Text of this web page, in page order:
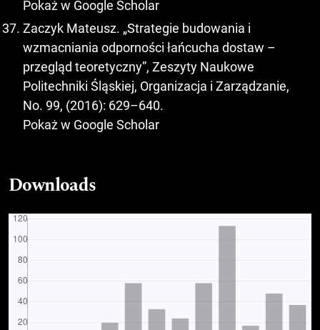
Pokaż w Google Scholar
Zaczyk Mateusz. „Strategie budowania i
wzmacniania odporności łańcucha dostaw –
przegląd teoretyczny”, Zeszyty Naukowe
Politechniki Śląskiej, Organizacja i Zarządzanie,
No. 99, (2016): 629–640.
Pokaż w Google Scholar
Downloads